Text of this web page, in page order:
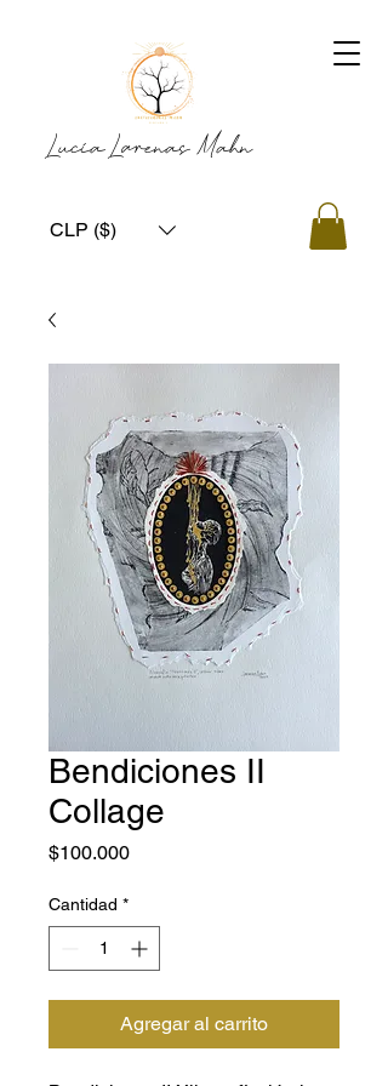
Lucía Larenas Mahn
CLP ($)
Bendiciones II
Collage
$100.000Precio
Cantidad *
Agregar al carrito